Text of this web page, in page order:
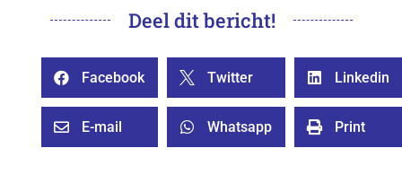
Deel dit bericht!
 Facebook  Twitter  Linkedin
 E-mail  Whatsapp  Print